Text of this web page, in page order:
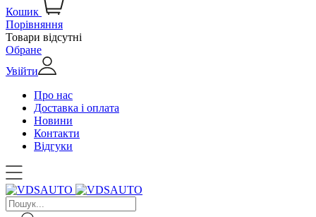
Кошик
Порівняння
Товари відсутні
Обране
Увійти
Про нас
Доставка і оплата
Новини
Контакти
Відгуки